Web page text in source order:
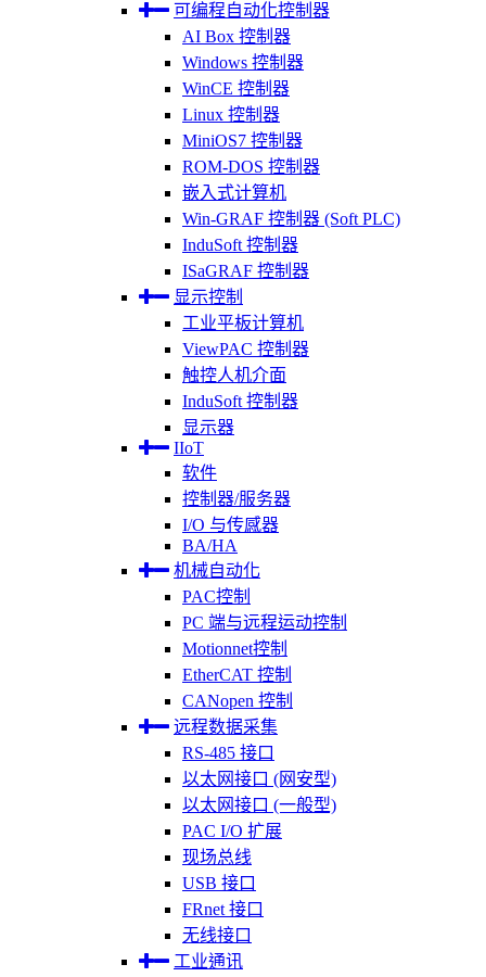
可编程自动化控制器
AI Box 控制器
Windows 控制器
WinCE 控制器
Linux 控制器
MiniOS7 控制器
ROM-DOS 控制器
嵌入式计算机
Win-GRAF 控制器 (Soft PLC)
InduSoft 控制器
ISaGRAF 控制器
显示控制
工业平板计算机
ViewPAC 控制器
触控人机介面
InduSoft 控制器
显示器
IIoT
软件
控制器/服务器
I/O 与传感器
BA/HA
机械自动化
PAC控制
PC 端与远程运动控制
Motionnet控制
EtherCAT 控制
CANopen 控制
远程数据采集
RS-485 接口
以太网接口 (网安型)
以太网接口 (一般型)
PAC I/O 扩展
现场总线
USB 接口
FRnet 接口
无线接口
工业通讯